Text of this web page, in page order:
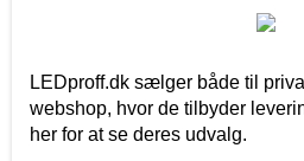
LEDproff.dk sælger både til
webshop, hvor de tilbyder
her for at se deres udvalg.